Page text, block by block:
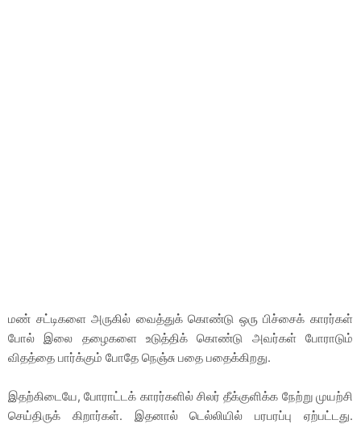
மண் சட்டிகளை அருகில் வைத்துக் கொண்டு ஒரு பிச்சைக் காரர்கள்
போல் இலை தழைகளை உடுத்திக் கொண்டு அவர்கள் போராடும்
விதத்தை பார்க்கும் போதே நெஞ்சு பதை பதைக்கிறது.
இதற்கிடையே, போராட்டக் காரர்களில் சிலர் தீக்குளிக்க நேற்று முயற்சி
செய்திருக் கிறார்கள். இதனால் டெல்லியில் பரபரப்பு ஏற்பட்டது.